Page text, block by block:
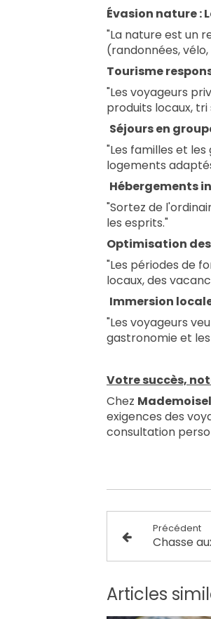
Évasion nature :
"La nature est un
(randonnées,
Tourisme
"Les voyageurs
produits locaux,
Séjours en
"Les familles et
logements
Hébergements
"Sortez de
les esprits."
Optimisation
"Les périodes de
locaux, des
Immersion
"Les voyageurs
gastronomie et
Votre succès,
Chez
exigences des
consultation
Précédent
Articles